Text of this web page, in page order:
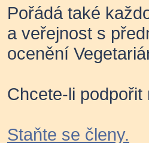
Pořádá také
a veřejnost s
ocenění
Chcete-li
Staňte se členy.